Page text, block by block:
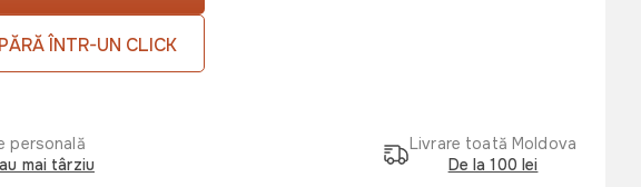
ÎNTR-UN CLICK
personală
mai târziu
Livrare toată Moldova
De la 100 lei